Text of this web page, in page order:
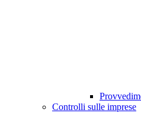
Controlli sulle imprese